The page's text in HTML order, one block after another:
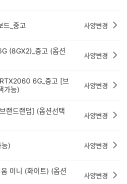
_중고 사양변경
(8GX2)_중고 (옵션
사양변경
6G_중고 [브
가능)
사양변경
랜드랜덤] (옵션선택
사양변경
) 사양변경
미니 (화이트) (옵션
사양변경